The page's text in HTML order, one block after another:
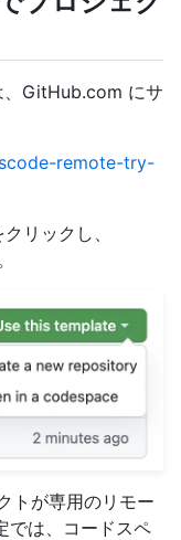
、GitHub.com にサ
remote-try-
クリックし、
トが専用のリモー
では、コードスペ